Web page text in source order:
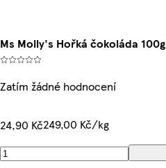
Ms Molly's Hořká čokoláda 100g
Zatím žádné hodnocení
24,90 Kč249,00 Kč/kg